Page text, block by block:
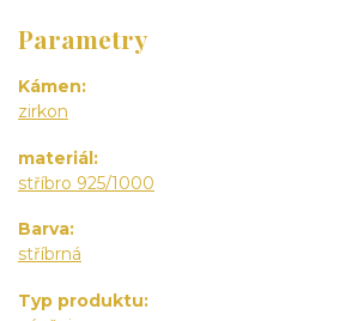
Parametry
Kámen
zirkon
materiál
stříbro 925/1000
Barva
stříbrná
Typ produktu